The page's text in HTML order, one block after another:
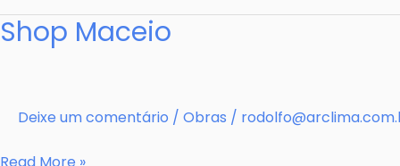
Shop Maceio
Deixe um comentário / Obras /
Shop